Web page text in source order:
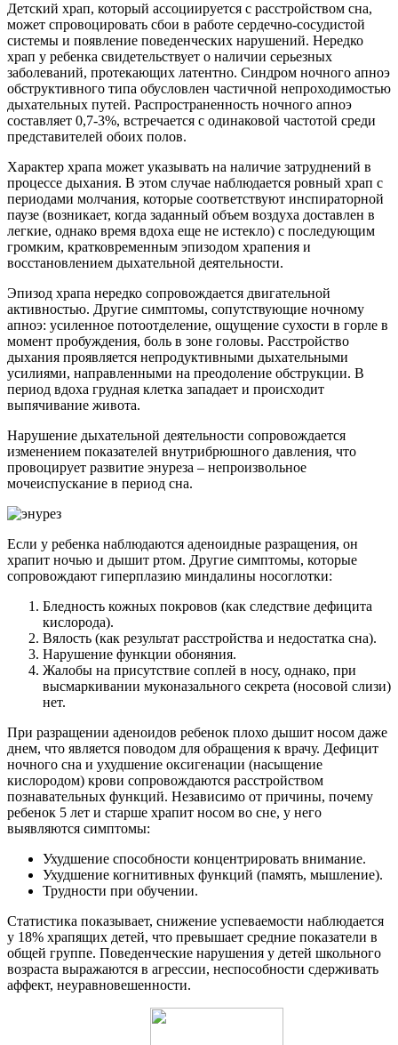
Детский храп, который ассоциируется с расстройством сна,
может спровоцировать сбои в работе сердечно-сосудистой
системы и появление поведенческих нарушений. Нередко
храп у ребенка свидетельствует о наличии серьезных
заболеваний, протекающих латентно. Синдром ночного апноэ
обструктивного типа обусловлен частичной непроходимостью
дыхательных путей. Распространенность ночного апноэ
составляет 0,7-3%, встречается с одинаковой частотой среди
представителей обоих полов.
Характер храпа может указывать на наличие затруднений в
процессе дыхания. В этом случае наблюдается ровный храп с
периодами молчания, которые соответствуют инспираторной
паузе (возникает, когда заданный объем воздуха доставлен в
легкие, однако время вдоха еще не истекло) с последующим
громким, кратковременным эпизодом храпения и
восстановлением дыхательной деятельности.
Эпизод храпа нередко сопровождается двигательной
активностью. Другие симптомы, сопутствующие ночному
апноэ: усиленное потоотделение, ощущение сухости в горле в
момент пробуждения, боль в зоне головы. Расстройство
дыхания проявляется непродуктивными дыхательными
усилиями, направленными на преодоление обструкции. В
период вдоха грудная клетка западает и происходит
выпячивание живота.
Нарушение дыхательной деятельности сопровождается
изменением показателей внутрибрюшного давления, что
провоцирует развитие энуреза – непроизвольное
мочеиспускание в период сна.
Если у ребенка наблюдаются аденоидные разращения, он
храпит ночью и дышит ртом. Другие симптомы, которые
сопровождают гиперплазию миндалины носоглотки:
Бледность кожных покровов (как следствие дефицита
кислорода).
Вялость (как результат расстройства и недостатка сна).
Нарушение функции обоняния.
Жалобы на присутствие соплей в носу, однако, при
высмаркивании муконазального секрета (носовой слизи)
нет.
При разращении аденоидов ребенок плохо дышит носом даже
днем, что является поводом для обращения к врачу. Дефицит
ночного сна и ухудшение оксигенации (насыщение
кислородом) крови сопровождаются расстройством
познавательных функций. Независимо от причины, почему
ребенок 5 лет и старше храпит носом во сне, у него
выявляются симптомы:
Ухудшение способности концентрировать внимание.
Ухудшение когнитивных функций (память, мышление).
Трудности при обучении.
Статистика показывает, снижение успеваемости наблюдается
у 18% храпящих детей, что превышает средние показатели в
общей группе. Поведенческие нарушения у детей школьного
возраста выражаются в агрессии, неспособности сдерживать
аффект, неуравновешенности.